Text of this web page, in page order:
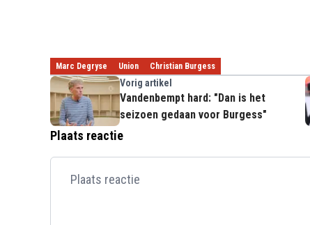
Marc Degryse Union Christian Burgess
Vorig artikel
Vandenbempt hard: "Dan is het
seizoen gedaan voor Burgess"
Plaats reactie